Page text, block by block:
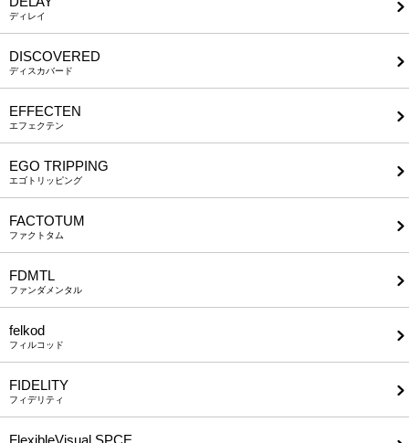
ディレイ
DISCOVERED
ディスカバード
EFFECTEN
エフェクテン
EGO TRIPPING
エゴトリッピング
FACTOTUM
ファクトタム
FDMTL
ファンダメンタル
felkod
フィルコッド
FIDELITY
フィデリティ
FlexibleVisual SPCE